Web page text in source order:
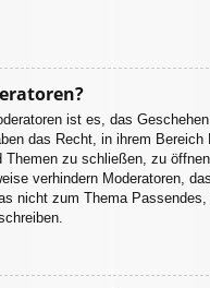
ist es, das
das Recht, in ihrem Bereich
Themen zu schließen, zu
verhindern Moderatoren,
nicht zum Thema